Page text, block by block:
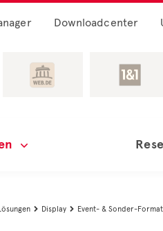
Downloadcenter
 Display  Event- & Sonder-